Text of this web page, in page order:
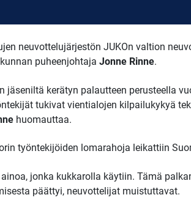
neuvottelujärjestön JUKOn valtion
puheenjohtaja Jonne Rinne.
jäseniltä kerätyn palautteen perusteella
tukivat vientialojen kilpailukykyä
huomauttaa.
työntekijöiden lomarahoja leikattiin
jonka kukkarolla käytiin. Tämä
päättyi, neuvottelijat muistuttavat.